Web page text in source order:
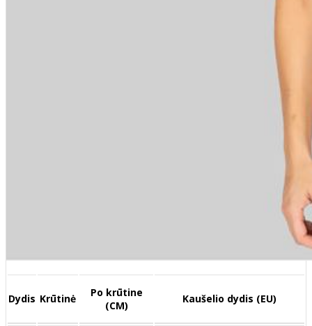
Dydis Krūtinė
Po krūtine
(CM)
Kaušelio dydis (EU)